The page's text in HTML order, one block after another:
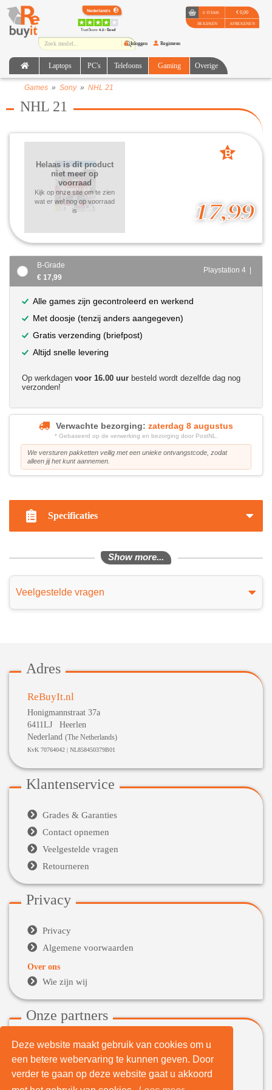
Deze website maakt gebruik van cookies om u
een betere webervaring te kunnen geven. Door
verder te gaan op deze website gaat u akkoord
TrustScore:4.2 • Goed
Laptops PC's Telefoons Gaming Overige
Inloggen Registeren
0 ITEMS
BEKIJKEN
€ 0,00
AFREKENEN
Games » Sony» NHL 21
NHL 21
17,99
Helaas is dit product
niet meer op
voorraad
Kijk op onze site om te zien
wat er wel nog op voorraad
is
B
B-Grade
€ 17,99
Playstation 4 |
Alle games zijn gecontroleerd en werkend
Met doosje (tenzij anders aangegeven)
Gratis verzending (briefpost)
Altijd snelle levering
Op werkdagen voor 16.00 uur besteld wordt dezelfde dag nog
verzonden!
Verwachte bezorging: zaterdag 8 augustus
* Gebaseerd op de verwerking en bezorging door PostNL.
We versturen pakketten veilig met een unieke ontvangstcode, zodat
alleen jij het kunt aannemen.
Specificaties
Show more...
Veelgestelde vragen
Adres
ReBuyIt.nl
Honigmannstraat 37a
6411LJ Heerlen
Nederland (The Netherlands)
KvK 70764042 | NL858450379B01
Klantenservice
 Grades & Garanties
 Contact opnemen
 Veelgestelde vragen
 Retourneren
Privacy
 Privacy

Algemene voorwaarden
Over ons
 Wie zijn wij
Onze partners
 WeBuyIt.nl
 LaptopVerkopen.eu
Tijdelijk extra geld nodig?